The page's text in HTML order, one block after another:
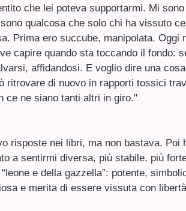
che lei poteva supportarmi. Mi
sono qualcosa che solo chi ha vissuto
Prima ero succube, manipolata.
capire quando sta toccando il
affidandosi. E voglio dire una
ritrovare di nuovo in rapporti tossici
ce ne siano tanti altri in giro."
risposte nei libri, ma non bastava.
a sentirmi diversa, più stabile, più
e della gazzella”: potente,
e merita di essere vissuta con